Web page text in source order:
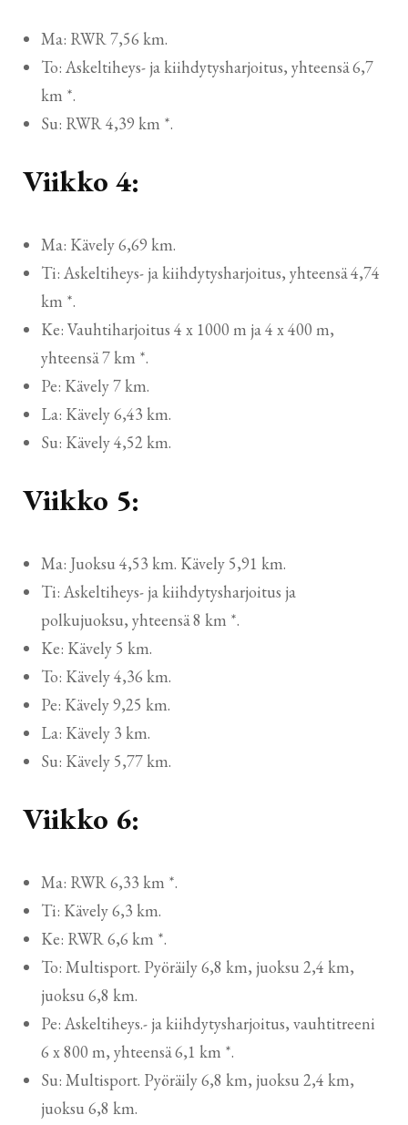
Ma: RWR 7,56 km.
To: Askeltiheys- ja kiihdytysharjoitus, yhteensä 6,7
km *.
Su: RWR 4,39 km *.
Viikko 4:
Ma: Kävely 6,69 km.
Ti: Askeltiheys- ja kiihdytysharjoitus, yhteensä 4,74
km *.
Ke: Vauhtiharjoitus 4 x 1000 m ja 4 x 400 m,
yhteensä 7 km *.
Pe: Kävely 7 km.
La: Kävely 6,43 km.
Su: Kävely 4,52 km.
Viikko 5:
Ma: Juoksu 4,53 km. Kävely 5,91 km.
Ti: Askeltiheys- ja kiihdytysharjoitus ja
polkujuoksu, yhteensä 8 km *.
Ke: Kävely 5 km.
To: Kävely 4,36 km.
Pe: Kävely 9,25 km.
La: Kävely 3 km.
Su: Kävely 5,77 km.
Viikko 6:
Ma: RWR 6,33 km *.
Ti: Kävely 6,3 km.
Ke: RWR 6,6 km *.
To: Multisport. Pyöräily 6,8 km, juoksu 2,4 km,
juoksu 6,8 km.
Pe: Askeltiheys.- ja kiihdytysharjoitus, vauhtitreeni
6 x 800 m, yhteensä 6,1 km *.
Su: Multisport. Pyöräily 6,8 km, juoksu 2,4 km,
juoksu 6,8 km.